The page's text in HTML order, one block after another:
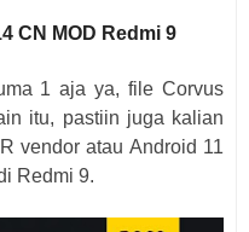
CN MOD Redmi 9
1 aja ya, file Corvus
itu, pastiin juga kalian
vendor atau Android 11
Redmi 9.